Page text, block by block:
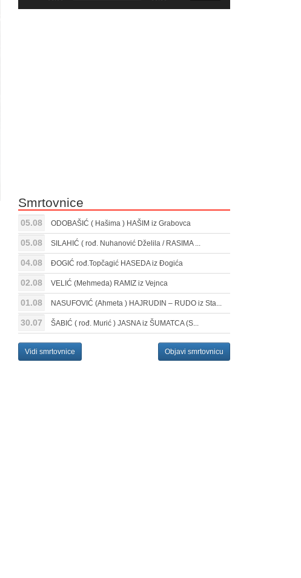
Gore/Dole
Smrtovnice
05.08 ODOBAŠIĆ ( Hašima ) HAŠIM iz Grabovca
05.08 SILAHIĆ ( rođ. Nuhanović Dželila / RASIMA ...
04.08 ĐOGIĆ rođ.Topčagić HASEDA iz Đogića
02.08 VELIĆ (Mehmeda) RAMIZ iz Vejnca
01.08 NASUFOVIĆ (Ahmeta ) HAJRUDIN – RUDO iz Sta...
30.07 ŠABIĆ ( rođ. Murić ) JASNA iz ŠUMATCA (S...
Vidi smrtovnice Objavi smrtovnicu